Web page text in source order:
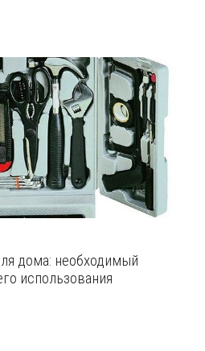
дома: необходимый
использования